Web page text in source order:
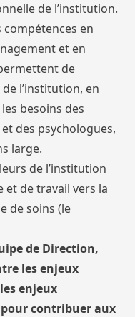
de l’institution.
en
et en
de
l’institution, en
besoins des
des psychologues,
large.
de l’institution
et de travail vers la
de soins (le
de Direction,
les enjeux
enjeux
contribuer aux